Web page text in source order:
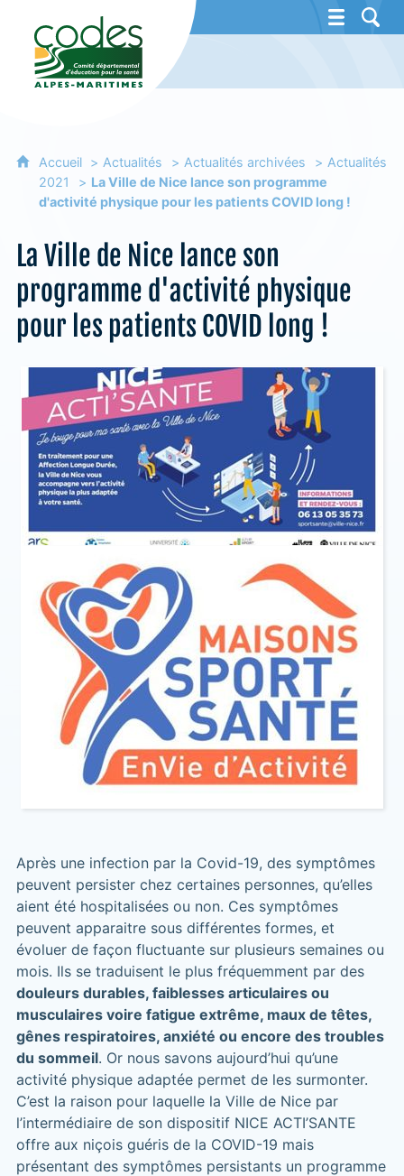
CoDES 06 - Comité départemental
Accueil Actualités Actualités archivées
Actualités
2021
La Ville de Nice lance son programme
d'activité physique pour les patients COVID long !
La Ville de Nice lance son
programme d'activité physique
pour les patients COVID long !
Après une infection par la Covid-19, des symptômes
peuvent persister chez certaines personnes, qu’elles
aient été hospitalisées ou non. Ces symptômes
peuvent apparaitre sous différentes formes, et
évoluer de façon fluctuante sur plusieurs semaines ou
mois. Ils se traduisent le plus fréquemment par des
douleurs durables, faiblesses articulaires ou
musculaires voire fatigue extrême, maux de têtes,
gênes respiratoires, anxiété ou encore des troubles
du sommeil. Or nous savons aujourd’hui qu’une
activité physique adaptée permet de les surmonter.
C’est la raison pour laquelle la Ville de Nice par
l’intermédiaire de son dispositif NICE ACTI’SANTE
offre aux niçois guéris de la COVID-19 mais
présentant des symptômes persistants un programme